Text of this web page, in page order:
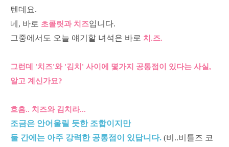
텐데요.
네, 바로 초콜릿과 치즈입니다.
그중에서도 오늘 얘기할 녀석은 바로 치.즈.
그런데 '치즈'와 '김치' 사이에 몇가지 공통점이 있다는 사실,
알고 계신가요?
흐흠.. 치즈와 김치라...
조금은 안어울릴 듯한 조합이지만
둘 간에는 아주 강력한 공통점이 있답니다. (비..비틀즈 코